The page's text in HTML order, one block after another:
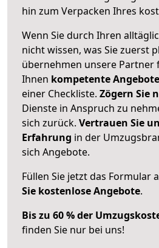
hin zum Verpacken Ihres
Wenn Sie durch Ihren
nicht wissen, was Sie zuerst
übernehmen unsere Partner
Ihnen kompetente Angebote
einer Checkliste. Zögern Sie
Dienste in Anspruch zu
sich zurück. Vertrauen Sie
Erfahrung in der
sich Angebote.
Füllen Sie jetzt das Formular
Sie kostenlose Angebote.
Bis zu 60 % der
finden Sie nur bei uns!